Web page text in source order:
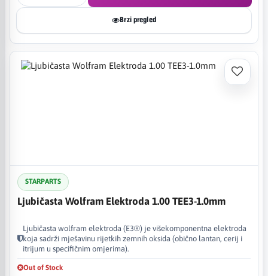
Brzi pregled
STARPARTS
Ljubičasta Wolfram Elektroda 1.00 TEE3-1.0mm
Ljubičasta wolfram elektroda (E3®) je višekomponentna elektroda
koja sadrži mješavinu rijetkih zemnih oksida (obično lantan, cerij i
itrijum u specifičnim omjerima).
Out of Stock